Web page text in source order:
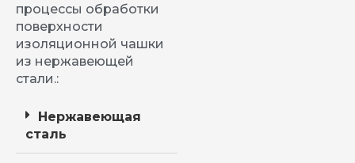
процессы обработки
поверхности
изоляционной чашки
из нержавеющей
стали.:
Нержавеющая
сталь